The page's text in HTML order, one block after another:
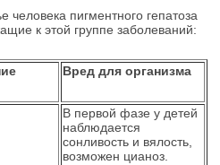
пигментного гепатоза
к этой группе заболеваний:
Вред для организма
В первой фазе у детей
наблюдается
сонливость и вялость,
возможен цианоз.